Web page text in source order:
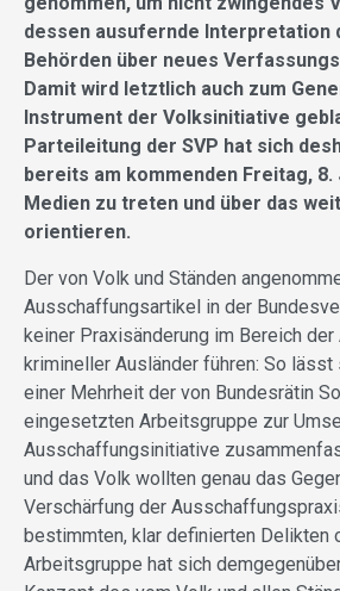
dessen ausufernde Interpretation
Behörden über neues
Damit wird letztlich auch zum
Instrument der Volksinitiative
Parteileitung der SVP hat sich
bereits am kommenden Freitag, 8.
Medien zu treten und über das
orientieren.
Der von Volk und Ständen
Ausschaffungsartikel in der
keiner Praxisänderung im Bereich
krimineller Ausländer führen: So lässt
einer Mehrheit der von Bundesrätin
eingesetzten Arbeitsgruppe zur
Ausschaffungsinitiative
und das Volk wollten genau das
Verschärfung der
bestimmten, klar definierten Delikten
Arbeitsgruppe hat sich